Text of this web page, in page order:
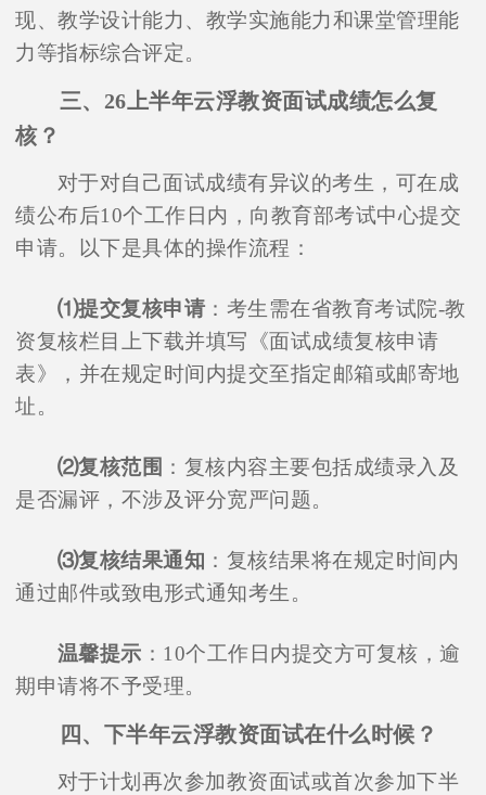
现、教学设计能力、教学实施能力和课堂管理能
力等指标综合评定。
三、26上半年云浮教资面试成绩怎么复
核？
对于对自己面试成绩有异议的考生，可在成
绩公布后10个工作日内，向教育部考试中心提交
申请。以下是具体的操作流程：
⑴提交复核申请 ：考生需在省教育考试院-教
资复核栏目上下载并填写《面试成绩复核申请
表》，并在规定时间内提交至指定邮箱或邮寄地
址。
⑵复核范围 ：复核内容主要包括成绩录入及
是否漏评，不涉及评分宽严问题。
⑶复核结果通知 ：复核结果将在规定时间内
通过邮件或致电形式通知考生。
温馨提示 ：10个工作日内提交方可复核，逾
期申请将不予受理。
四、下半年云浮教资面试在什么时候？
对于计划再次参加教资面试或首次参加下半